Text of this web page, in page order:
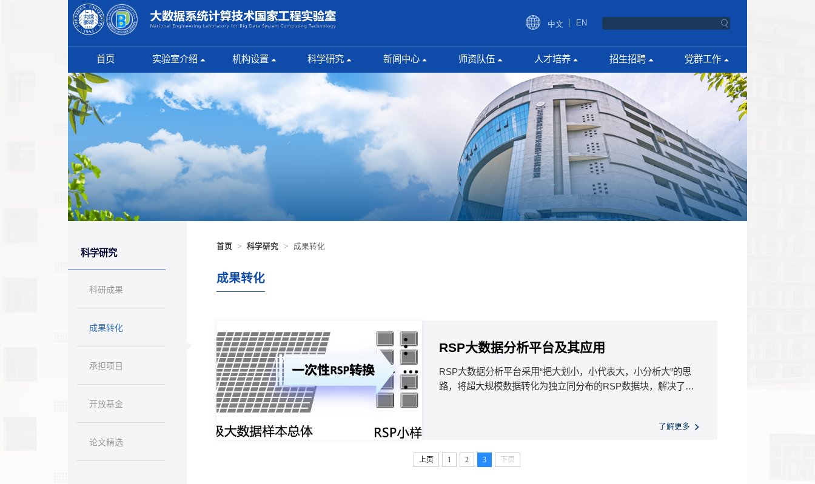
中文 EN
首页 实验室介绍
实验室概况
理事会
技术委员会
管理团队
获奖情况
机构设置
共建研究中心
科学研究
科研成果
成果转化
承担项目
新闻中心
学术交流
通知公告
师资队伍
研究团队
博士生导师
硕士生导师
人才培养
研究生教育
本科生教育
腾讯云人工智能学院
招生招聘
博士研究生
硕士研究生
教师岗招聘
研究岗招聘
党群工作
党建活动
学生社团
科学研究
科研成果
成果转化
承担项目
开放基金
论文精选
首页 > 科学研究 > 成果转化
成果转化
RSP大数据分析平台及其应用
RSP大数据分析平台采用“把大划小，小代表大，小分析大”的思
路，将超大规模数据转化为独立同分布的RSP数据块，解决了数
了解更多
上页 1 2 3 下页